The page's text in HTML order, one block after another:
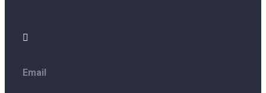

Email